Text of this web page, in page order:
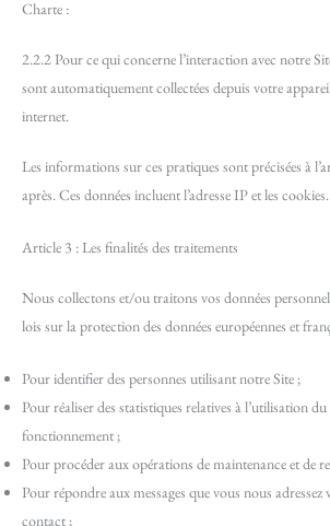
Charte :
2.2.2 Pour ce qui concerne l’interaction avec notre
sont automatiquement collectées depuis votre
internet.
Les informations sur ces pratiques sont précisées à
après. Ces données incluent l’adresse IP et les cookies.
Article 3 : Les finalités des traitements
Nous collectons et/ou traitons vos données
lois sur la protection des données européennes et
Pour identifier des personnes utilisant notre Site ;
Pour réaliser des statistiques relatives à l’utilisation du
fonctionnement ;
Pour procéder aux opérations de maintenance et de
Pour répondre aux messages que vous nous
contact ;